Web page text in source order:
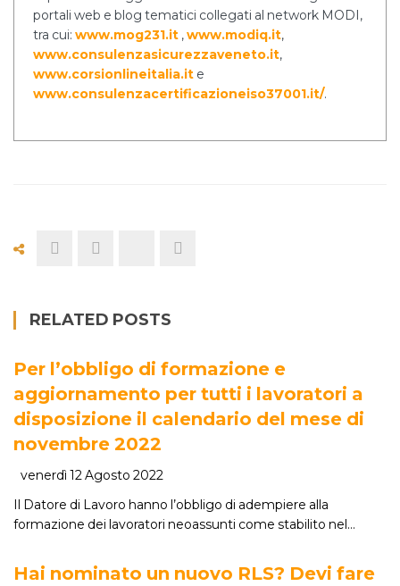
portali web e blog tematici collegati al network MODI,
tra cui: www.mog231.it ,www.modiq.it,
www.consulenzasicurezzaveneto.it,
www.corsionlineitalia.it e
www.consulenzacertificazioneiso37001.it/.
RELATED POSTS
Per l’obbligo di formazione e
aggiornamento per tutti i lavoratori a
disposizione il calendario del mese di
novembre 2022
venerdì 12 Agosto 2022
Il Datore di Lavoro hanno l’obbligo di adempiere alla
formazione dei lavoratori neoassunti come stabilito nel…
Hai nominato un nuovo RLS? Devi fare